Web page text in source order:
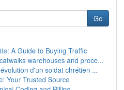
Go
A Guide to Buying Traffic
warehouses and proce...
d'un soldat chrétien ...
Your Trusted Source